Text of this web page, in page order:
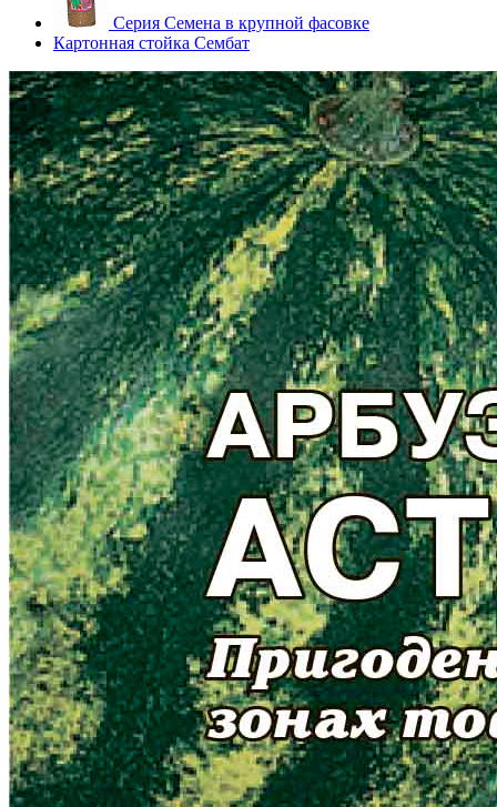
Серия Семена в крупной фасовке
Картонная стойка Сембат